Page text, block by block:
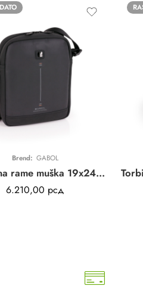
Brend: GABOL
Torbica na rame muška 19x24x7 cm Reflect
6.210,00 рсд